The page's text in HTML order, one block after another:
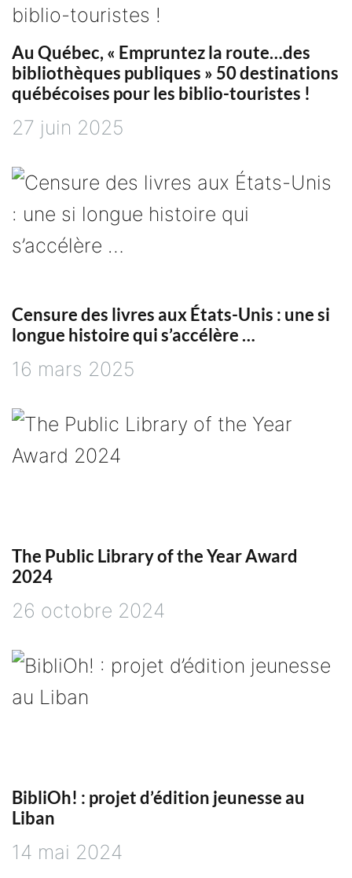
c
l
e
Au Québec, « Empruntez la route…des
bibliothèques publiques » 50 destinations
québécoises pour les biblio-touristes !
27 juin 2025
Censure des livres aux États-Unis : une si
longue histoire qui s’accélère …
16 mars 2025
The Public Library of the Year Award
2024
26 octobre 2024
BibliOh! : projet d’édition jeunesse au
Liban
14 mai 2024